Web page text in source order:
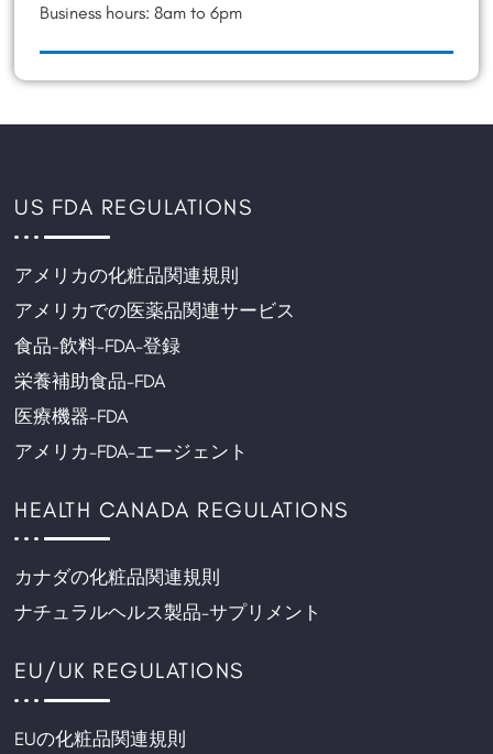
Business hours: 8am to 6pm
US FDA REGULATIONS
アメリカの化粧品関連規則
アメリカでの医薬品関連サービス
食品-飲料-FDA-登録
栄養補助食品-FDA
医療機器-FDA
アメリカ-FDA-エージェント
HEALTH CANADA REGULATIONS
カナダの化粧品関連規則
ナチュラルヘルス製品-サプリメント
EU/UK REGULATIONS
EUの化粧品関連規則